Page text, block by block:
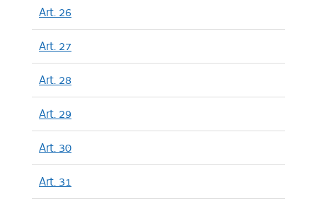
Art. 26
Art. 27
Art. 28
Art. 29
Art. 30
Art. 31